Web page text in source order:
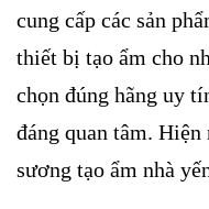
cung cấp các sản
thiết bị tạo ẩm cho
chọn đúng hãng uy
đáng quan tâm.
sương tạo ẩm nhà